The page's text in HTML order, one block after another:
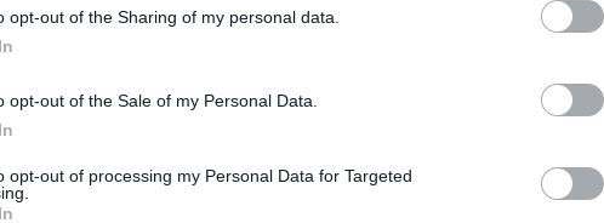
opt-out of the Sharing of my personal data.
opt-out of the Sale of my Personal Data.
opt-out of processing my Personal Data for Targeted
στη διοργάνωση, δύο καθαρές ήττες και ένας ακόμα
και μεγάλο προβληματισμό.